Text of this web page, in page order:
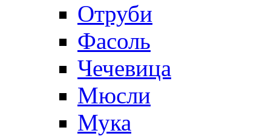
Отруби
Фасоль
Чечевица
Мюсли
Мука